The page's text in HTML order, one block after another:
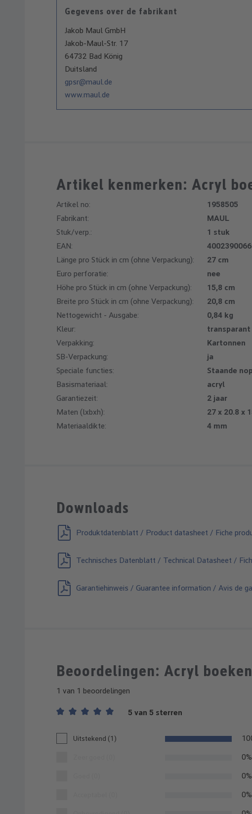
Gegevens over de fabrikant
Jakob Maul GmbH
Jakob-Maul-Str. 17
64732 Bad König
Duitsland
gpsr@maul.de
www.maul.de
Artikel kenmerken: Acryl
Artikel no:
1958505
Fabrikant:
MAUL
Stuk/verp.:
1 stuk
EAN:
Länge pro Stück in cm (ohne Verpackung):
27 cm
Euro perforatie:
nee
Höhe pro Stück in cm (ohne Verpackung):
15,8 cm
Breite pro Stück in cm (ohne Verpackung):
20,8 cm
Nettogewicht - Ausgabe:
0,84 kg
Kleur:
transparant
Verpakking:
Kartonnen
SB-Verpackung:
ja
Speciale functies:
Staande
Basismateriaal:
acryl
Garantiezeit:
2 jaar
Maten (lxbxh):
27 x 20.8 x
Materiaaldikte:
4 mm
Downloads
Produktdatenblatt / Product datasheet / Fiche
Technisches Datenblatt / Technical Datasheet /
Garantiehinweis / Guarantee information / Avis de
Beoordelingen: Acryl
1 van 1 beoordelingen
5 van 5 sterren
Uitstekend (1)
0%
0%
0%